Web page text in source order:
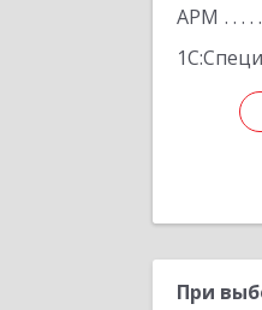
АРМ
При